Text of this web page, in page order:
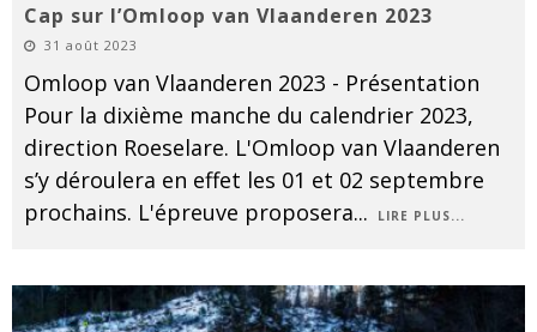
Cap sur l’Omloop van Vlaanderen 2023
31 août 2023
Omloop van Vlaanderen 2023 - Présentation
Pour la dixième manche du calendrier 2023,
direction Roeselare. L'Omloop van Vlaanderen
s’y déroulera en effet les 01 et 02 septembre
prochains. L'épreuve proposera... LIRE PLUS...